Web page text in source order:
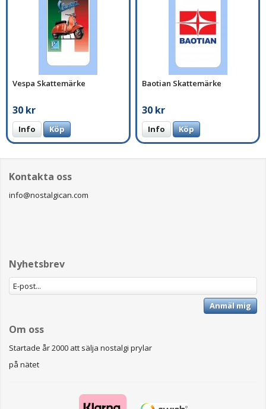
Vespa Skattemärke
30 kr
Info Köp
Baotian Skattemärke
30 kr
Info Köp
Kontakta oss
info@nostalgican.com
Nyhetsbrev
Anmäl mig
Om oss
Startade år 2000 att sälja nostalgi prylar
på nätet